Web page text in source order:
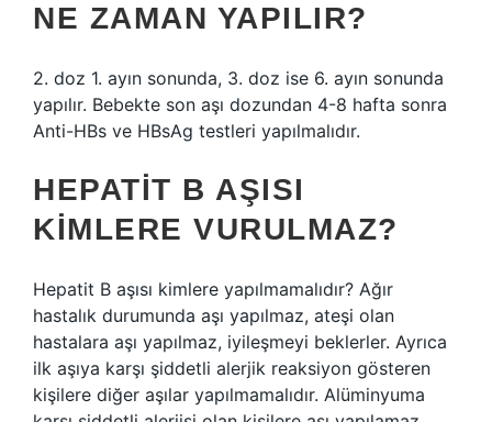
NE ZAMAN YAPILIR?
2. doz 1. ayın sonunda, 3. doz ise 6. ayın sonunda
yapılır. Bebekte son aşı dozundan 4-8 hafta sonra
Anti-HBs ve HBsAg testleri yapılmalıdır.
HEPATIT B AŞISI
KIMLERE VURULMAZ?
Hepatit B aşısı kimlere yapılmamalıdır? Ağır
hastalık durumunda aşı yapılmaz, ateşi olan
hastalara aşı yapılmaz, iyileşmeyi beklerler. Ayrıca
ilk aşıya karşı şiddetli alerjik reaksiyon gösteren
kişilere diğer aşılar yapılmamalıdır. Alüminyuma